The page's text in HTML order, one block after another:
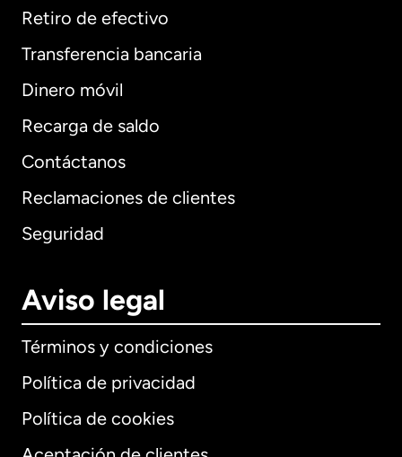
Retiro de efectivo
Transferencia bancaria
Dinero móvil
Recarga de saldo
Contáctanos
Reclamaciones de clientes
Seguridad
Aviso legal
Términos y condiciones
Política de privacidad
Política de cookies